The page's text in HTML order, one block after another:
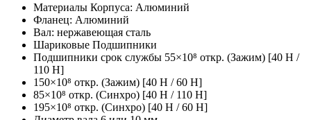
Материалы Корпуса: Алюминий
Фланец: Алюминий
Вал: нержавеющая сталь
Шариковые Подшипники
Подшипники срок службы 55×10⁸ откр. (Зажим) [40 Н /
110 Н]
150×10⁸ откр. (Зажим) [40 Н / 60 Н]
85×10⁸ откр. (Синхро) [40 Н / 110 Н]
195×10⁸ откр. (Синхро) [40 Н / 60 Н]